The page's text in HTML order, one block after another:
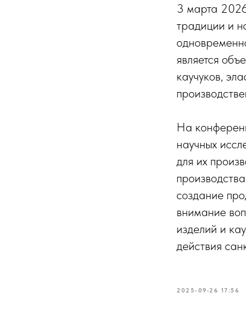
3 марта
традиции и
является
каучуков,
На
научных
для их
создание
внимание
изделий и
действия
2025-09-26 17:56